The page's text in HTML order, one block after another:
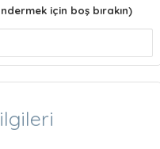
için boş bırakın)